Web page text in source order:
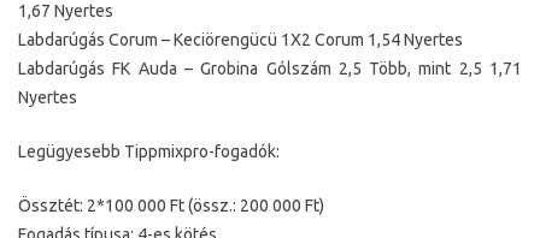
1,67 Nyertes
Labdarúgás Corum – Keciörengücü 1X2 Corum 1,54 Nyertes
Labdarúgás FK Auda – Grobina Gólszám 2,5 Több, mint 2,5 1,71
Nyertes
Legügyesebb Tippmixpro-fogadók:
Össztét: 2*100 000 Ft (össz.: 200 000 Ft)